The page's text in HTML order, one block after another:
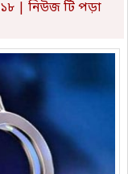
| নিউজ টি পড়া